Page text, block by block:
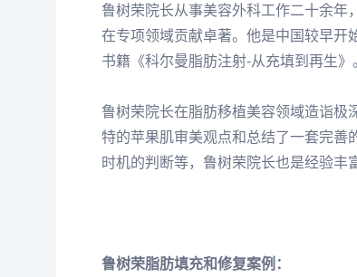
鲁树荣院长从事美容外科工作二十余年
在专项领域贡献卓著。他是中国较早开
书籍《科尔曼脂肪注射-从充填到再生》
鲁树荣院长在脂肪移植美容领域造诣极
特的苹果肌审美观点和总结了一套完善
时机的判断等，鲁树荣院长也是经验丰
鲁树荣脂肪填充和修复案例：